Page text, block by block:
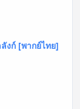
งก์ [พากย์ไทย]